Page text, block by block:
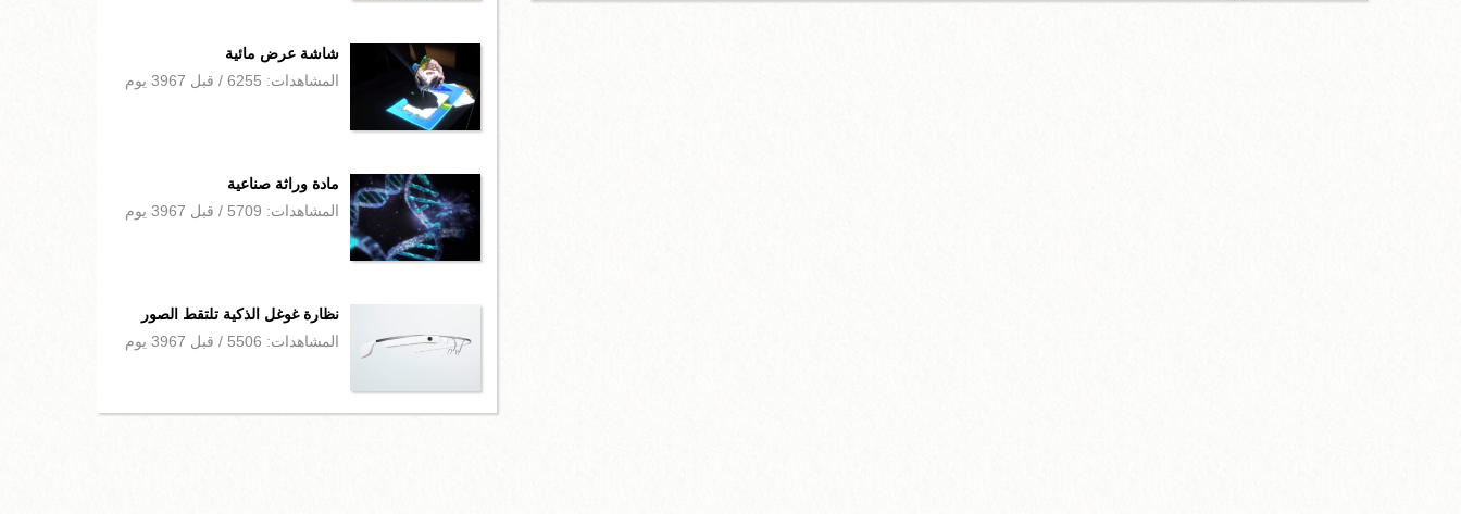
شاشة عرض مائية
المشاهدات: 6255 / قبل 3967 يوم
مادة وراثة صناعية
المشاهدات: 5709 / قبل 3967 يوم
نظارة غوغل الذكية تلتقط الصور
المشاهدات: 5506 / قبل 3967 يوم